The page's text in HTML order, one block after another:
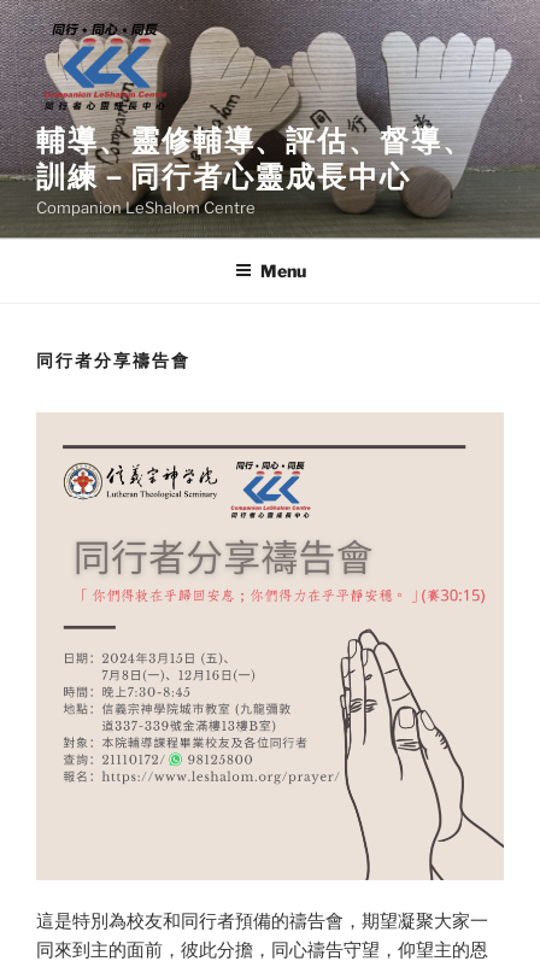
Skip
to
content
輔導、靈修輔導、評估、督導、
訓練－同行者心靈成長中心
Companion LeShalom Centre
Menu
同行者分享禱告會
這是特別為校友和同行者預備的禱告會，期望凝聚大家一
同來到主的面前，彼此分擔，同心禱告守望，仰望主的恩